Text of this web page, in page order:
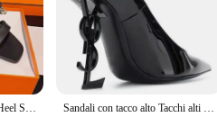
2024 New Summer High Heel Sandals With Single Strap Sexy Versatile Slim Plus Size Women's Shoes Micro Fiber Lining Rubber Outsol Sandali con tacco alto Tacchi alti da donna sexy eleganti Nuovo design di alta qualità Tacco in metallo Banchetto in pelle verniciata Zapatos De Mujer